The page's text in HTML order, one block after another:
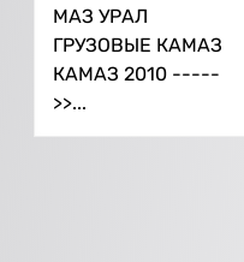
МАЗ УРАЛ
ГРУЗОВЫЕ КАМАЗ
КАМАЗ 2010 -----
>>...